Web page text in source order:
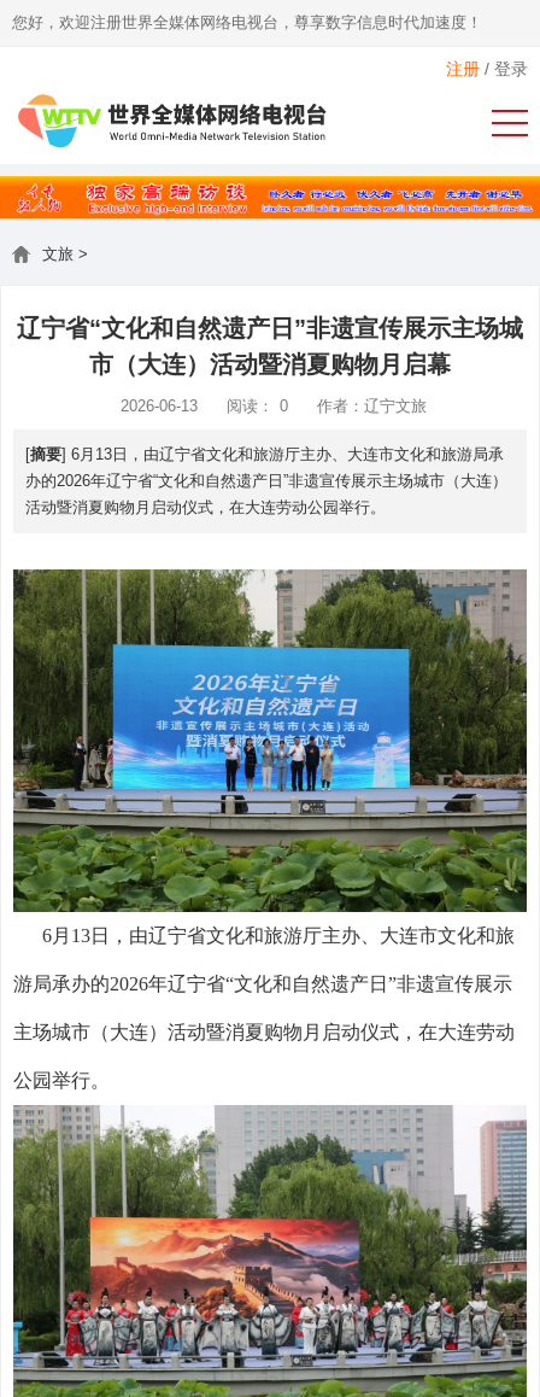
您好，欢迎注册世界全媒体网络电视台，尊享数字信息时代加速度！
注册 / 登录
文旅 >
辽宁省“文化和自然遗产日”非遗宣传展示主场城
市（大连）活动暨消夏购物月启幕
2026-06-13 阅读： 0 作者：辽宁文旅
[摘要] 6月13日，由辽宁省文化和旅游厅主办、大连市文化和旅游局承
办的2026年辽宁省“文化和自然遗产日”非遗宣传展示主场城市（大连）
活动暨消夏购物月启动仪式，在大连劳动公园举行。
6月13日，由辽宁省文化和旅游厅主办、大连市文化和旅
游局承办的2026年辽宁省“文化和自然遗产日”非遗宣传展示
主场城市（大连）活动暨消夏购物月启动仪式，在大连劳动
公园举行。